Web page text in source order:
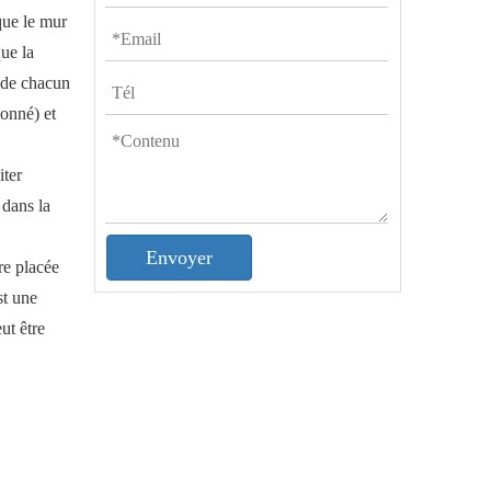
le mur
la
chacun
et
la
placée
une
être
Envoyer